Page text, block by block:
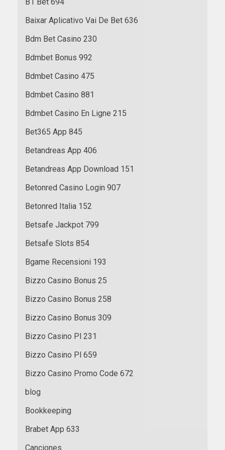
Baixar Aplicativo Vai De Bet 636
Bdm Bet Casino 230
Bdmbet Bonus 992
Bdmbet Casino 475
Bdmbet Casino 881
Bdmbet Casino En Ligne 215
Bet365 App 845
Betandreas App 406
Betandreas App Download 151
Betonred Casino Login 907
Betonred Italia 152
Betsafe Jackpot 799
Betsafe Slots 854
Bgame Recensioni 193
Bizzo Casino Bonus 25
Bizzo Casino Bonus 258
Bizzo Casino Bonus 309
Bizzo Casino Pl 231
Bizzo Casino Pl 659
Bizzo Casino Promo Code 672
blog
Bookkeeping
Brabet App 633
Canciones